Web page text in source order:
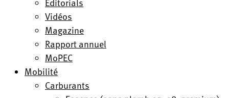
Vidéos
Magazine
Rapport annuel
MoPEC
Mobilité
Carburants